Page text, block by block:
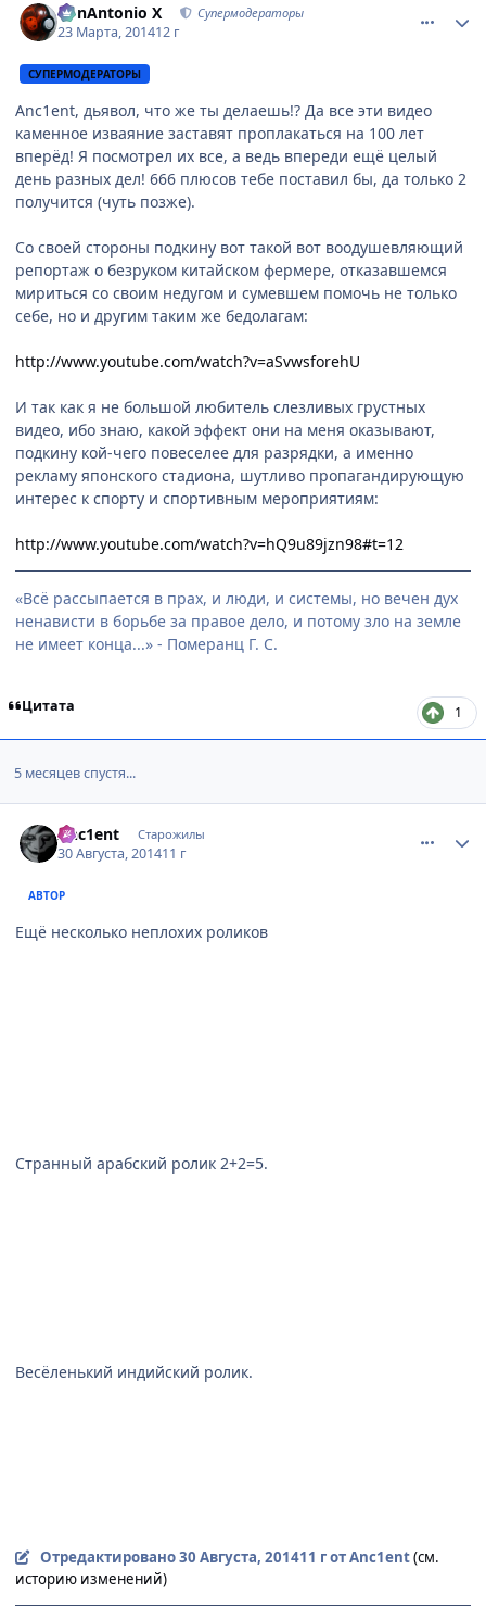
BonAntonio X Супермодераторы
23 Марта, 201412 г
СУПЕРМОДЕРАТОРЫ
Anc1ent, дьявол, что же ты делаешь!? Да все эти видео
каменное изваяние заставят проплакаться на 100 лет
вперёд! Я посмотрел их все, а ведь впереди ещё целый
день разных дел! 666 плюсов тебе поставил бы, да только 2
получится (чуть позже).
Со своей стороны подкину вот такой вот воодушевляющий
репортаж о безруком китайском фермере, отказавшемся
мириться со своим недугом и сумевшем помочь не только
себе, но и другим таким же бедолагам:
http://www.youtube.com/watch?v=aSvwsforehU
И так как я не большой любитель слезливых грустных
видео, ибо знаю, какой эффект они на меня оказывают,
подкину кой-чего повеселее для разрядки, а именно
рекламу японского стадиона, шутливо пропагандирующую
интерес к спорту и спортивным мероприятиям:
http://www.youtube.com/watch?v=hQ9u89jzn98#t=12
«Всё рассыпается в прах, и люди, и системы, но вечен дух
ненависти в борьбе за правое дело, и потому зло на земле
не имеет конца...» - Померанц Г. С.
Цитата 1
5 месяцев спустя...
Anc1ent Старожилы
30 Августа, 201411 г
АВТОР
Ещё несколько неплохих роликов
Странный арабский ролик 2+2=5.
Весёленький индийский ролик.
Отредактировано30 Августа, 201411 гот Anc1ent(см.
историю изменений)